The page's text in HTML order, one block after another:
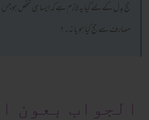
حج بدل کےلئے کیا یہ لازم ہے کہ ایسا ہی شخص
مصارف سے حج کیا ہو یا نہ۔ ؟
الجواب بعون